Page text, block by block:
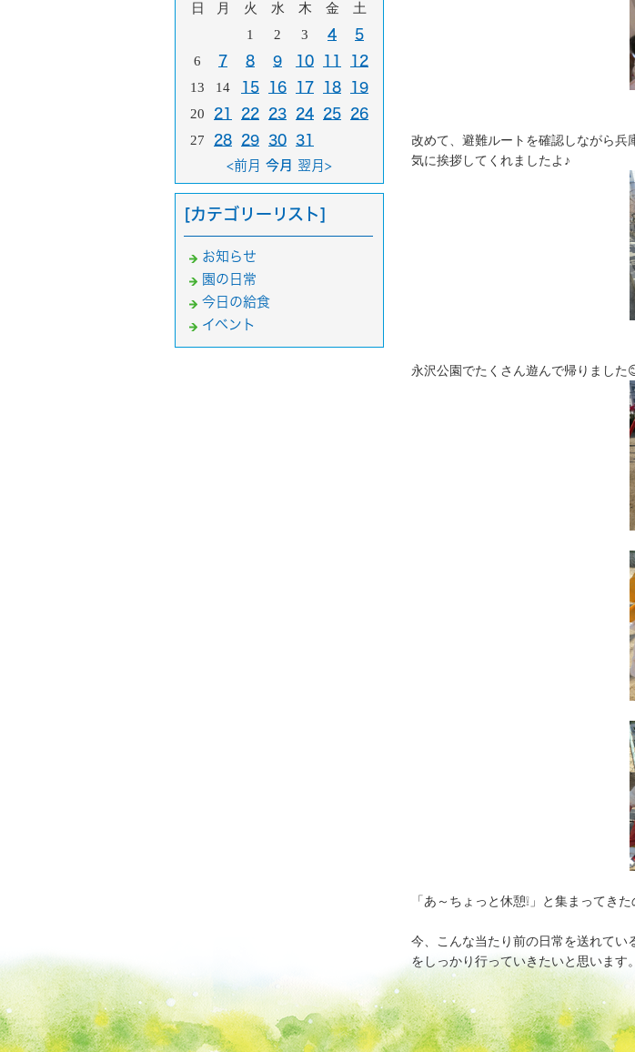
改めて、避難ルートを確認しながら
気に挨拶してくれましたよ♪
永沢公園でたくさん遊んで帰りました
「あ～ちょっと休憩❕」と集まってき
今、こんな当たり前の日常を送れてい
をしっかり行っていきたいと思います。
日 月 火 水 木 金
土
1
2 3 4 5
6 7 8 9 10 11 12
13 14 15 16 17 18 19
20 21 22 23 24 25 26
27 28 29 30
31
<前月 今月 翌月>
[カテゴリーリスト]
お知らせ
園の日常
今日の給食
イベント